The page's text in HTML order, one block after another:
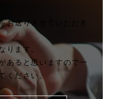
お送りさせていただき
ります。
あると思いますので一
ください。